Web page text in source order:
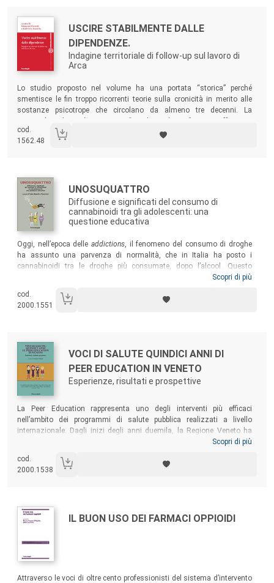
Autori:
Titolo:
USCIRE STABILMENTE DALLE
DIPENDENZE.
Indagine territoriale di follow-up sul lavoro di
Arca
Sommario:
Lo studio proposto nel volume ha una portata “storica” perché
smentisce le fin troppo ricorrenti teorie sulla cronicità in merito alle
sostanze psicotrope che circolano da almeno tre decenni. La
con costanza e con il supporto di una buona rete territoriale può
davvero essere domata, come testimonia il caso di Arca – Centro
cod.
1562.48
Autori:
Titolo:
UNOSUQUATTRO
Diffusione e significati del consumo di
cannabinoidi tra gli adolescenti: una
questione educativa
Sommario:
Oggi, nell’epoca delle addictions , il fenomeno del consumo di droghe
ha assunto una parvenza di normalità, che in Italia ha posto i
cannabinoidi tra le droghe più consumate, dopo l’alcool. Questo
volume, che ha origine da una ricerca svolta dal Centro di Prevenzione
fornisce alle comunità educanti un’utile lettura multidisciplinare di un
fenomeno che sembra oggi finito sottotraccia: un tema più che mai
Scopri di più
cod.
2000.1551
Autori:
Titolo:
VOCI DI SALUTE QUINDICI ANNI DI
PEER EDUCATION IN VENETO
Esperienze, risultati e prospettive
Sommario:
La Peer Education rappresenta uno degli interventi più efficaci
nell’ambito dei programmi di salute pubblica realizzati a livello
internazionale. Dagli inizi degli anni duemila, la Regione Veneto ha
avviato numerose attività di Peer Education coinvolgendo migliaia di
tantissimi istituti scolastici l’azione dei peer. Nel volume si presentano
i risultati di tale impegno dando voce a tutti coloro che in questi anni
Scopri di più
cod.
2000.1538
Autori:
Titolo:
IL BUON USO DEI FARMACI OPPIOIDI
Attraverso le voci di oltre cento professionisti del sistema d’intervento